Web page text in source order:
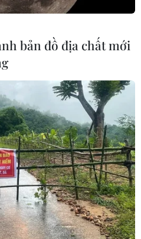
bản đồ địa chất mới